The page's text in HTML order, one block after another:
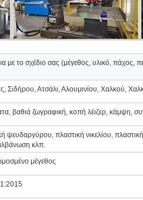
με το σχέδιο σας (μέγεθος, υλικό, πάχος,
Σιδήρου, Ατσάλι, Αλουμινίου, Χαλκού,
βαθιά ζωγραφική, κοπή λέιζερ, κάμψη,
ψευδαργύρου, πλαστική νικελίου,
κλπ.
μέγεθος